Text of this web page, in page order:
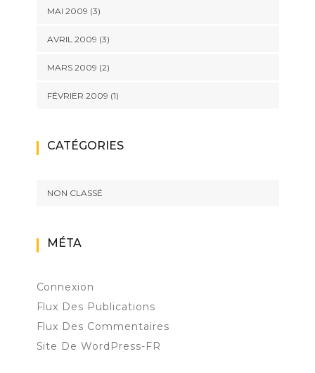
MAI 2009 (3)
AVRIL 2009 (3)
MARS 2009 (2)
FÉVRIER 2009 (1)
CATÉGORIES
NON CLASSÉ
MÉTA
Connexion
Flux Des Publications
Flux Des Commentaires
Site De WordPress-FR